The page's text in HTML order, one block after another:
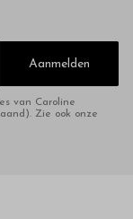
Aanmelden
van Caroline
Zie ook onze